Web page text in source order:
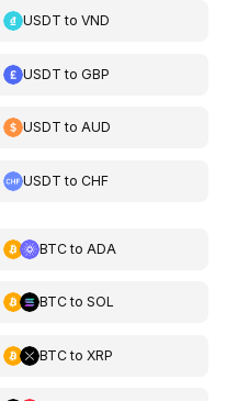
USDT toVND
USDT toGBP
USDT toAUD
USDT toCHF
BTCto ADA
BTCto SOL
BTCto XRP